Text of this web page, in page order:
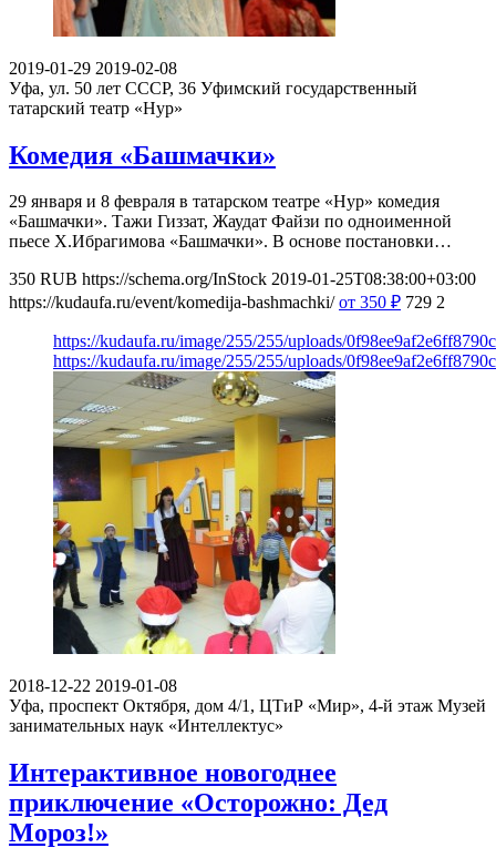
2019-01-29 2019-02-08
Уфа, ул. 50 лет СССР, 36 Уфимский государственный
татарский театр «Нур»
Комедия «Башмачки»
29 января и 8 февраля в татарском театре «Нур» комедия
«Башмачки». Тажи Гиззат, Жаудат Файзи по одноименной
пьесе Х.Ибрагимова «Башмачки». В основе постановки…
350 RUB https://schema.org/InStock 2019-01-25T08:38:00+03:00
https://kudaufa.ru/event/komedija-bashmachki/ от 350 ₽ 729 2
https://kudaufa.ru/image/255/255/uploads/
https://kudaufa.ru/image/255/255/uploads/
2018-12-22 2019-01-08
Уфа, проспект Октября, дом 4/1, ЦТиР «Мир», 4-й этаж Музей
занимательных наук «Интеллектус»
Интерактивное новогоднее
приключение «Осторожно: Дед
Мороз!»